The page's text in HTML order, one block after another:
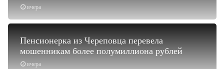
вчера
вчера
Пенсионерка из Череповца перевела
мошенникам более полумиллиона рублей